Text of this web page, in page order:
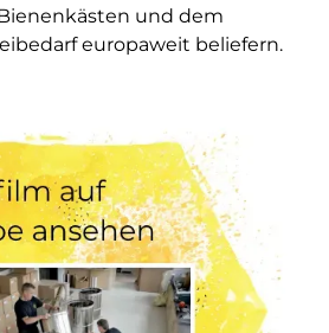
und dem
europaweit beliefern.